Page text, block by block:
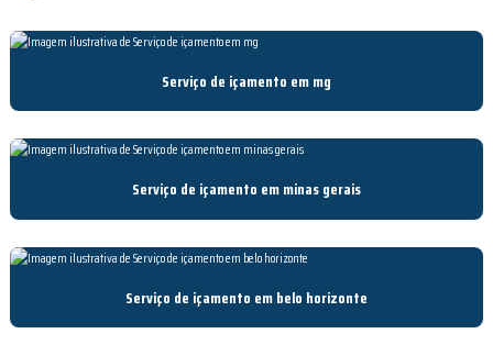
Serviço de içamento em mg
Serviço de içamento em minas gerais
Serviço de içamento em belo horizonte